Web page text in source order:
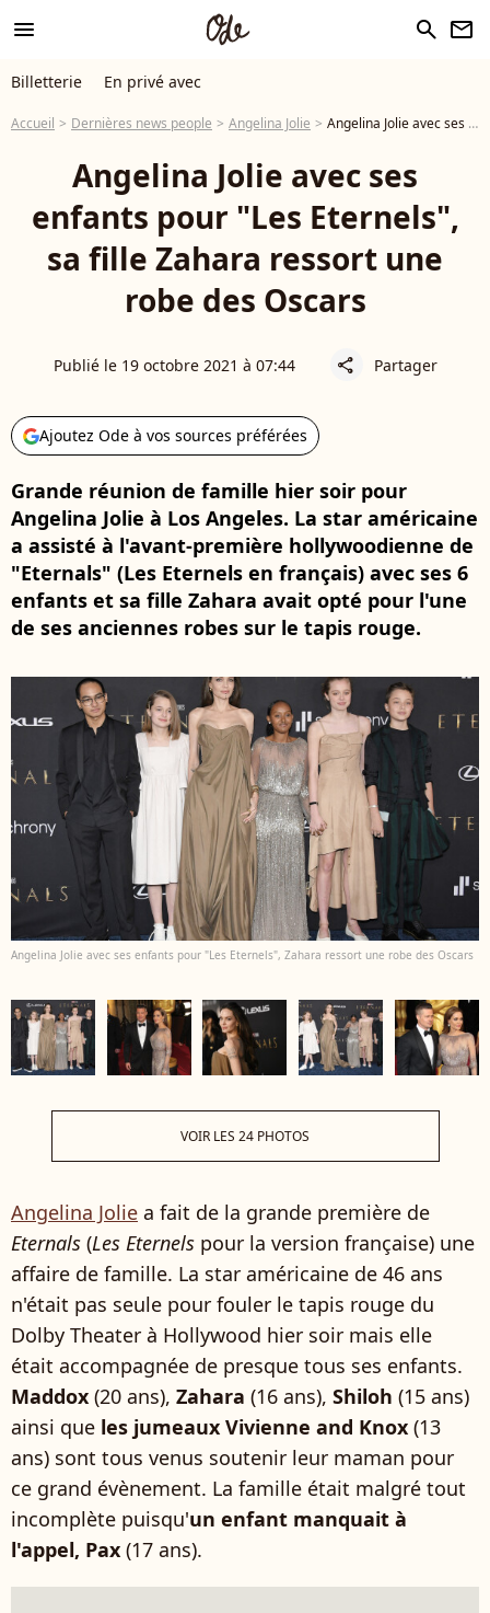
menu search newsletter
Billetterie En privé avec
Accueil Dernières news people Angelina Jolie Angelina Jolie avec ses enfants pour "Les Eternels", sa fille Zahara ressort une robe des Oscars
Angelina Jolie avec ses
enfants pour "Les Eternels",
sa fille Zahara ressort une
robe des Oscars
Publié le 19 octobre 2021 à 07:44 share Partager
Ajoutez Ode à vos sources préférées
Grande réunion de famille hier soir pour
Angelina Jolie à Los Angeles. La star américaine
a assisté à l'avant-première hollywoodienne de
"Eternals" (Les Eternels en français) avec ses 6
enfants et sa fille Zahara avait opté pour l'une
de ses anciennes robes sur le tapis rouge.
Angelina Jolie avec ses enfants pour "Les Eternels", Zahara ressort une robe des Oscars
VOIR LES 24 PHOTOS
Angelina Jolie a fait de la grande première de
Eternals (Les Eternels pour la version française) une
affaire de famille. La star américaine de 46 ans
n'était pas seule pour fouler le tapis rouge du
Dolby Theater à Hollywood hier soir mais elle
était accompagnée de presque tous ses enfants.
Maddox (20 ans), Zahara (16 ans), Shiloh (15 ans)
ainsi que les jumeaux Vivienne and Knox (13
ans) sont tous venus soutenir leur maman pour
ce grand évènement. La famille était malgré tout
incomplète puisqu'un enfant manquait à
l'appel, Pax (17 ans).